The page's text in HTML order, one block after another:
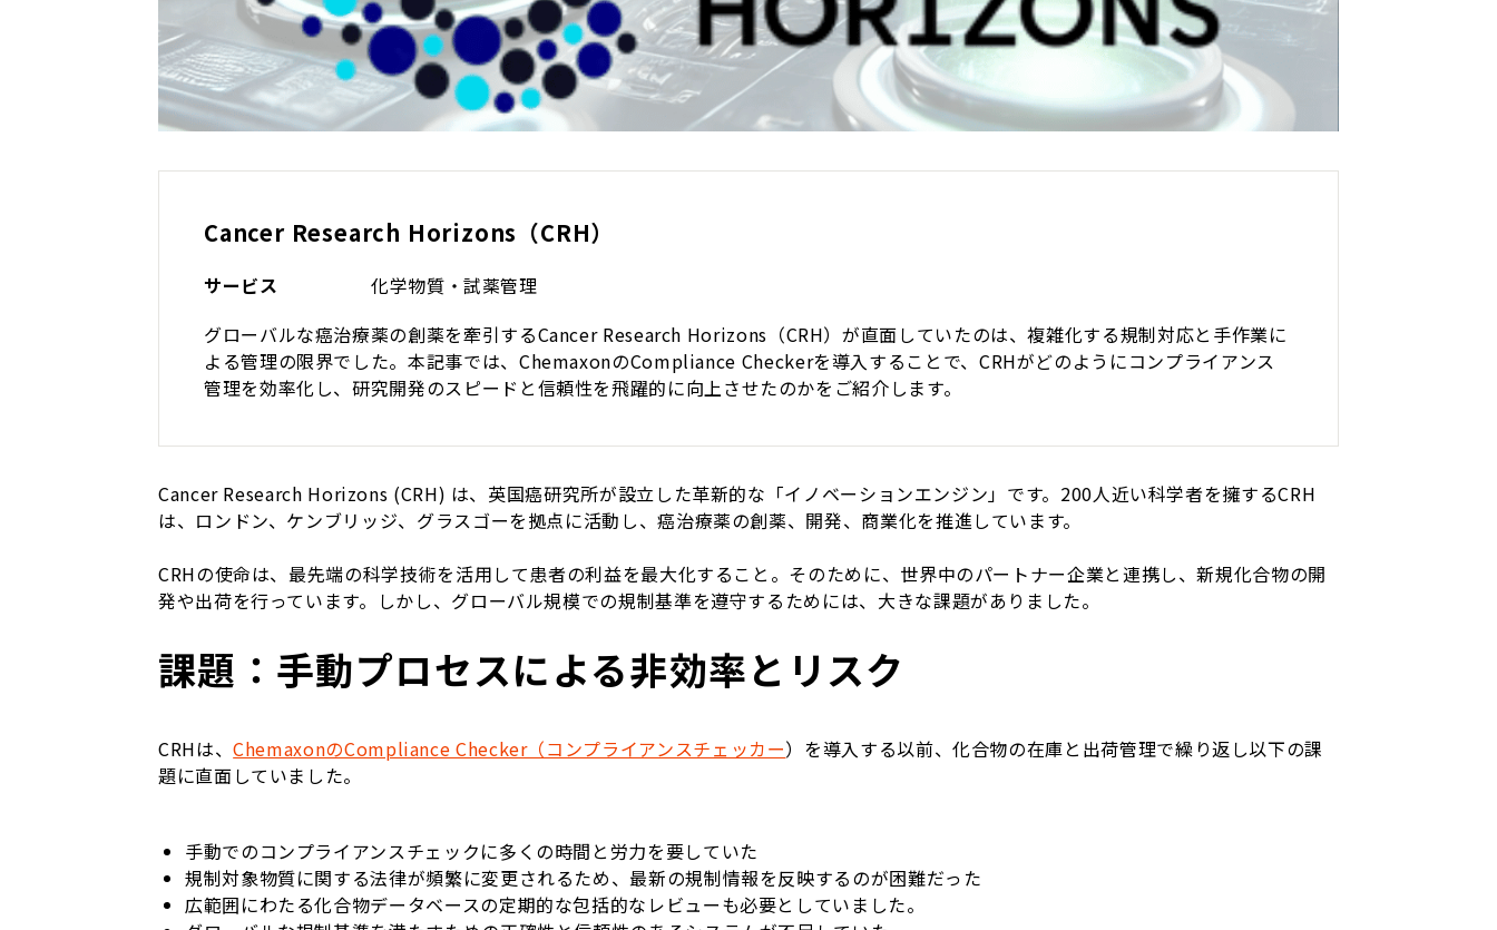
Cancer Research Horizons（CRH）
サービス
化学物質・試薬管理
グローバルな癌治療薬の創薬を牽引するCancer Research Horizons（CRH）が直面していたのは、複雑化する規制対応と手作業に
よる管理の限界でした。本記事では、ChemaxonのCompliance Checkerを導入することで、CRHがどのようにコンプライアンス
管理を効率化し、研究開発のスピードと信頼性を飛躍的に向上させたのかをご紹介します。
Cancer Research Horizons (CRH) は、英国癌研究所が設立した革新的な「イノベーションエンジン」です。200人近い科学者を擁するCRH
は、ロンドン、ケンブリッジ、グラスゴーを拠点に活動し、癌治療薬の創薬、開発、商業化を推進しています。
CRHの使命は、最先端の科学技術を活用して患者の利益を最大化すること。そのために、世界中のパートナー企業と連携し、新規化合物の開
発や出荷を行っています。しかし、グローバル規模での規制基準を遵守するためには、大きな課題がありました。
課題：手動プロセスによる非効率とリスク
CRHは、ChemaxonのCompliance Checker（コンプライアンスチェッカー）を導入する以前、化合物の在庫と出荷管理で繰り返し以下の課
題に直面していました。
手動でのコンプライアンスチェックに多くの時間と労力を要していた
規制対象物質に関する法律が頻繁に変更されるため、最新の規制情報を反映するのが困難だった
広範囲にわたる化合物データベースの定期的な包括的なレビューも必要としていました。